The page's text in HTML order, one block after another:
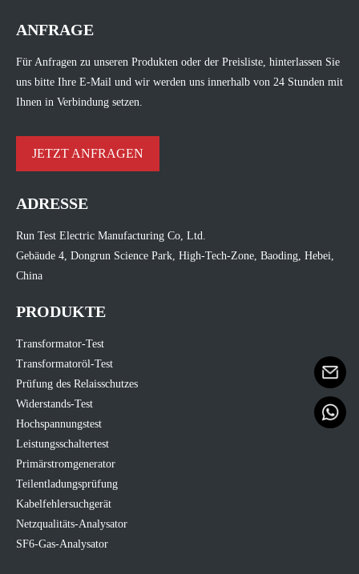
ANFRAGE
Für Anfragen zu unseren Produkten oder der Preisliste, hinterlassen Sie
uns bitte Ihre E-Mail und wir werden uns innerhalb von 24 Stunden mit
Ihnen in Verbindung setzen.
JETZT ANFRAGEN
ADRESSE
Run Test Electric Manufacturing Co, Ltd.
Gebäude 4, Dongrun Science Park, High-Tech-Zone, Baoding, Hebei,
China
PRODUKTE
Transformator-Test
Transformatoröl-Test
Prüfung des Relaisschutzes
Widerstands-Test
Hochspannungstest
Leistungsschaltertest
Primärstromgenerator
Teilentladungsprüfung
Kabelfehlersuchgerät
Netzqualitäts-Analysator
SF6-Gas-Analysator